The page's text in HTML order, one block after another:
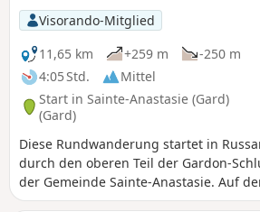
Visorando-Mitglied
11,65 km
+259 m
-250 m
4:05 Std.
Mittel
Start in Sainte-Anastasie (Gard)
(Gard)
Diese Rundwanderung startet in
durch den oberen Teil der Gardon-
der Gemeinde Sainte-Anastasie. Auf
über DFCI-Wege kommen Sie durch